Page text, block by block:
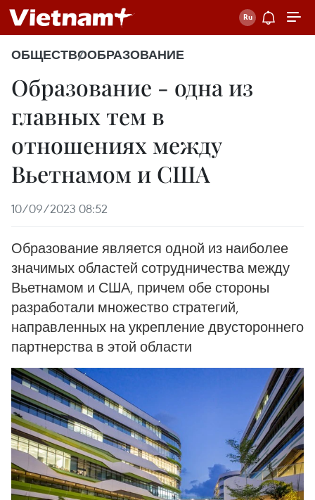
ОБЩЕСТВООБРАЗОВАНИЕ
Образование - одна из
главных тем в
отношениях между
Вьетнамом и США
10/09/2023 08:52
Образование является одной из наиболее
значимых областей сотрудничества между
Вьетнамом и США, причем обе стороны
разработали множество стратегий,
направленных на укрепление двустороннего
партнерства в этой области